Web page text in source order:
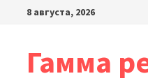
Перейти8 августа, 2026
Гамма